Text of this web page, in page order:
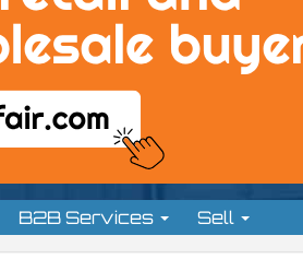
B2B Services Sell